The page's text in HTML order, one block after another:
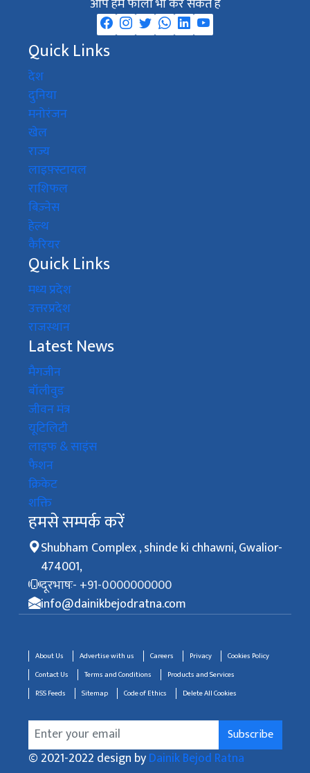
Quick Links
देश
दुनिया
मनोरंजन
खेल
राज्य
लाइफ़्स्टायल
राशिफल
बिज़्नेस
हेल्थ
कैरियर
Quick Links
मध्य प्रदेश
उत्तरप्रदेश
राजस्थान
Latest News
मैगजीन
बॉलीवुड
जीवन मंत्र
यूटिलिटी
लाइफ & साइंस
फैशन
क्रिकेट
शक्ति
हमसे सम्पर्क करें
Shubham Complex , shinde ki chhawni, Gwalior-
474001,
दूरभाषः- +91-0000000000
info@dainikbejodratna.com
About Us Advertise with us Careers Privacy
Cookies Policy
Contact Us
Terms and Conditions
Products and Services
RSS Feeds
Sitemap Code of Ethics Delete All Cookies
Subscribe
© 2021-2022 design byDainik Bejod Ratna